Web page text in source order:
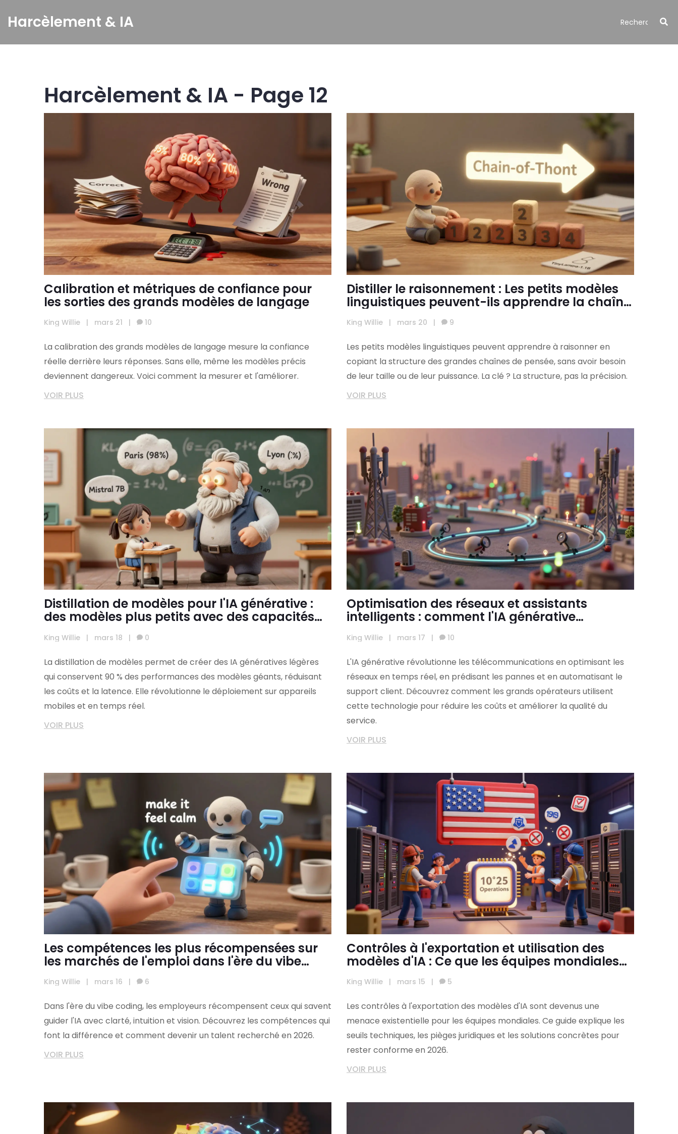
Harcèlement & IA
Harcèlement & IA - Page 12
Calibration et métriques de confiance pour
les sorties des grands modèles de langage
King Willie | mars 21 | 10
La calibration des grands modèles de langage mesure la confiance
réelle derrière leurs réponses. Sans elle, même les modèles précis
deviennent dangereux. Voici comment la mesurer et l'améliorer.
VOIR PLUS
Distiller le raisonnement : Les petits modèles
linguistiques peuvent-ils apprendre la chaîne
de raisonnement ?
King Willie | mars 20 | 9
Les petits modèles linguistiques peuvent apprendre à raisonner en
copiant la structure des grandes chaînes de pensée, sans avoir besoin
de leur taille ou de leur puissance. La clé ? La structure, pas la précision.
VOIR PLUS
Distillation de modèles pour l'IA générative :
des modèles plus petits avec des capacités
King Willie | mars 18 | 0
La distillation de modèles permet de créer des IA génératives légères
qui conservent 90 % des performances des modèles géants, réduisant
les coûts et la latence. Elle révolutionne le déploiement sur appareils
mobiles et en temps réel.
VOIR PLUS
Optimisation des réseaux et assistants
intelligents : comment l'IA générative
King Willie | mars 17 | 10
L'IA générative révolutionne les télécommunications en optimisant les
réseaux en temps réel, en prédisant les pannes et en automatisant le
support client. Découvrez comment les grands opérateurs utilisent
cette technologie pour réduire les coûts et améliorer la qualité du
service.
VOIR PLUS
Les compétences les plus récompensées sur
les marchés de l'emploi dans l'ère du vibe
coding
King Willie | mars 16 | 6
Dans l'ère du vibe coding, les employeurs récompensent ceux qui savent
guider l'IA avec clarté, intuition et vision. Découvrez les compétences qui
font la différence et comment devenir un talent recherché en 2026.
VOIR PLUS
Contrôles à l'exportation et utilisation des
modèles d'IA : Ce que les équipes mondiales
doivent savoir pour rester conformes
King Willie | mars 15 | 5
Les contrôles à l'exportation des modèles d'IA sont devenus une
menace existentielle pour les équipes mondiales. Ce guide explique les
seuils techniques, les pièges juridiques et les solutions concrètes pour
rester conforme en 2026.
VOIR PLUS